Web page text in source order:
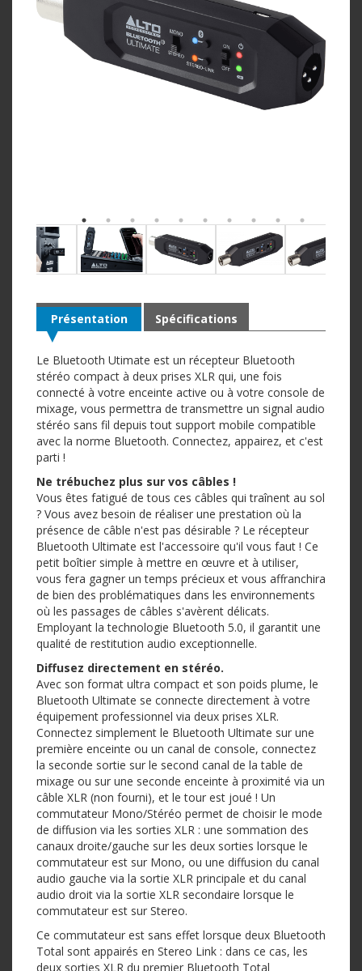
Présentation
Le Bluetooth Utimate est un récepteur Bluetooth
stéréo compact à deux prises XLR qui, une fois
connecté à votre enceinte active ou à votre console de
mixage, vous permettra de transmettre un signal audio
stéréo sans fil depuis tout support mobile compatible
avec la norme Bluetooth. Connectez, appairez, et c'est
parti !
Ne trébuchez plus sur vos câbles !
Vous êtes fatigué de tous ces câbles qui traînent au sol
? Vous avez besoin de réaliser une prestation où la
présence de câble n'est pas désirable ? Le récepteur
Bluetooth Ultimate est l'accessoire qu'il vous faut ! Ce
petit boîtier simple à mettre en œuvre et à utiliser,
vous fera gagner un temps précieux et vous affranchira
de bien des problématiques dans les environnements
où les passages de câbles s'avèrent délicats.
Employant la technologie Bluetooth 5.0, il garantit une
qualité de restitution audio exceptionnelle.
Diffusez directement en stéréo.
Avec son format ultra compact et son poids plume, le
Bluetooth Ultimate se connecte directement à votre
équipement professionnel via deux prises XLR.
Connectez simplement le Bluetooth Ultimate sur une
première enceinte ou un canal de console, connectez
la seconde sortie sur le second canal de la table de
mixage ou sur une seconde enceinte à proximité via un
câble XLR (non fourni), et le tour est joué ! Un
commutateur Mono/Stéréo permet de choisir le mode
de diffusion via les sorties XLR : une sommation des
canaux droite/gauche sur les deux sorties lorsque le
commutateur est sur Mono, ou une diffusion du canal
audio gauche via la sortie XLR principale et du canal
audio droit via la sortie XLR secondaire lorsque le
commutateur est sur Stereo.
Ce commutateur est sans effet lorsque deux Bluetooth
Total sont appairés en Stereo Link : dans ce cas, les
deux sorties XLR du premier Bluetooth Total
Spécifications